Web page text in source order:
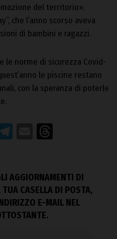
del territorio».
che l’anno scorso aveva
di bambini e ragazzi.
le norme di sicurezza Covid-
le piscine restano
con la speranza di poterle
Telegram
Email
AGGIORNAMENTI DI
CASELLA DI POSTA,
E-MAIL NEL